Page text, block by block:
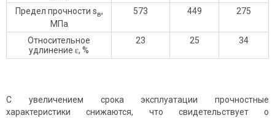
Предел прочности sв,
МПа
573 449 275
Относительное
удлинение ɛ, %
23 25 34
С увеличением срока эксплуатации прочностные
характеристики снижаются, что свидетельствует о